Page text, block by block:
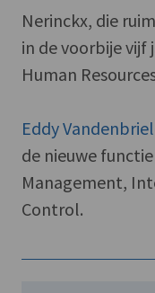
Nerinckx, die
in de voorbije vijf
Human
Eddy
de nieuwe
Management,
Control.